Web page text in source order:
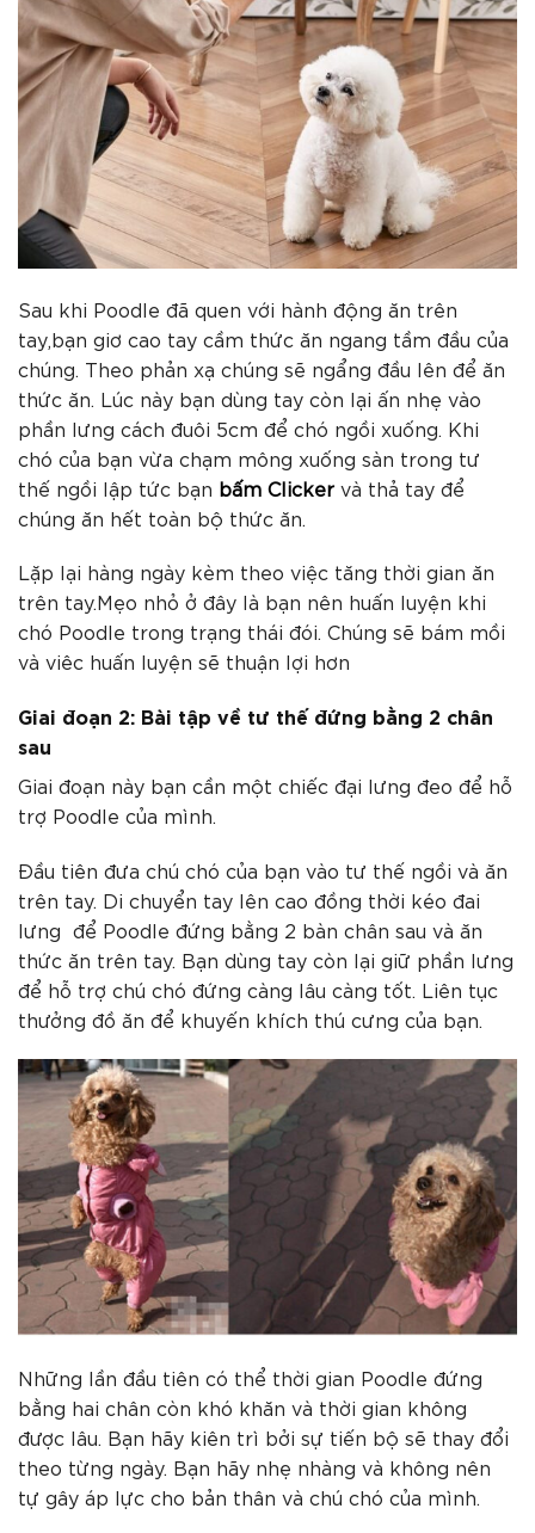
Sau khi Poodle đã quen với hành động ăn trên
tay,bạn giơ cao tay cầm thức ăn ngang tầm đầu của
chúng. Theo phản xạ chúng sẽ ngẩng đầu lên để ăn
thức ăn. Lúc này bạn dùng tay còn lại ấn nhẹ vào
phần lưng cách đuôi 5cm để chó ngồi xuống. Khi
chó của bạn vừa chạm mông xuống sàn trong tư
thế ngồi lập tức bạn bấm Clicker và thả tay để
chúng ăn hết toàn bộ thức ăn.
Lặp lại hàng ngày kèm theo việc tăng thời gian ăn
trên tay.Mẹo nhỏ ở đây là bạn nên huấn luyện khi
chó Poodle trong trạng thái đói. Chúng sẽ bám mồi
và viêc huấn luyện sẽ thuận lợi hơn
Giai đoạn 2: Bài tập về tư thế đứng bằng 2 chân
sau
Giai đoạn này bạn cần một chiếc đại lưng đeo để hỗ
trợ Poodle của mình.
Đầu tiên đưa chú chó của bạn vào tư thế ngồi và ăn
trên tay. Di chuyển tay lên cao đồng thời kéo đai
lưng để Poodle đứng bằng 2 bàn chân sau và ăn
thức ăn trên tay. Bạn dùng tay còn lại giữ phần lưng
để hỗ trợ chú chó đứng càng lâu càng tốt. Liên tục
thưởng đồ ăn để khuyến khích thú cưng của bạn.
Những lần đầu tiên có thể thời gian Poodle đứng
bằng hai chân còn khó khăn và thời gian không
được lâu. Bạn hãy kiên trì bởi sự tiến bộ sẽ thay đổi
theo từng ngày. Bạn hãy nhẹ nhàng và không nên
tự gây áp lực cho bản thân và chú chó của mình.